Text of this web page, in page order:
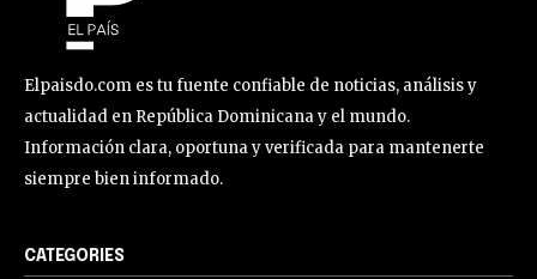
Elpaisdo.com es tu fuente confiable de noticias, análisis y
actualidad en República Dominicana y el mundo.
Información clara, oportuna y verificada para mantenerte
siempre bien informado.
CATEGORIES